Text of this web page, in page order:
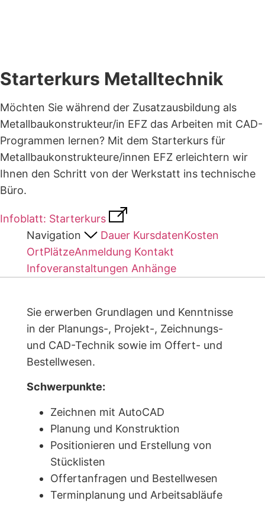
Starterkurs Metalltechnik
Möchten Sie während der Zusatzausbildung als
Metallbaukonstrukteur/in EFZ das Arbeiten mit CAD-
Programmen lernen? Mit dem Starterkurs für
Metallbaukonstrukteure/innen EFZ erleichtern wir
Ihnen den Schritt von der Werkstatt ins technische
Büro.
Infoblatt: Starterkurs
Navigation
Dauer Kursdaten​Kosten
Ort​Plätze​Anmeldung Kontakt
Infoveranstaltungen Anhänge
Sie erwerben Grundlagen und Kenntnisse
in der Planungs-, Projekt-, Zeichnungs-
und CAD-Technik sowie im Offert- und
Bestellwesen.
Schwerpunkte:
Zeichnen mit AutoCAD
Planung und Konstruktion
Positionieren und Erstellung von
Stücklisten
Offertanfragen und Bestellwesen
Terminplanung und Arbeitsabläufe